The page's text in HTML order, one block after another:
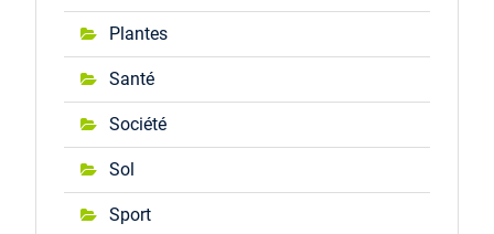
Plantes
Santé
Société
Sol
Sport